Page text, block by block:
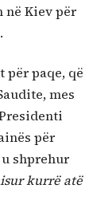
Kiev për
paqe, që
mes
për
shprehur
kurrë atë